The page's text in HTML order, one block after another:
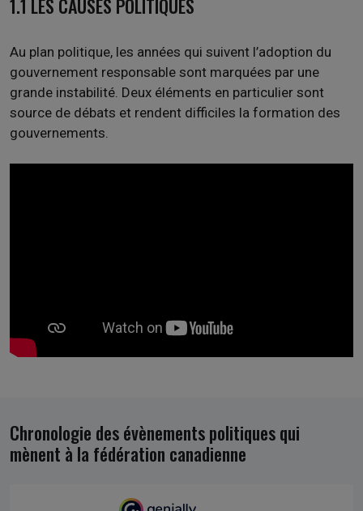
1.1 LES CAUSES POLITIQUES
Au plan politique, les années qui suivent l’adoption du
gouvernement responsable sont marquées par une
grande instabilité. Deux éléments en particulier sont
source de débats et rendent difficiles la formation des
gouvernements.
Chronologie des évènements politiques qui
mènent à la fédération canadienne